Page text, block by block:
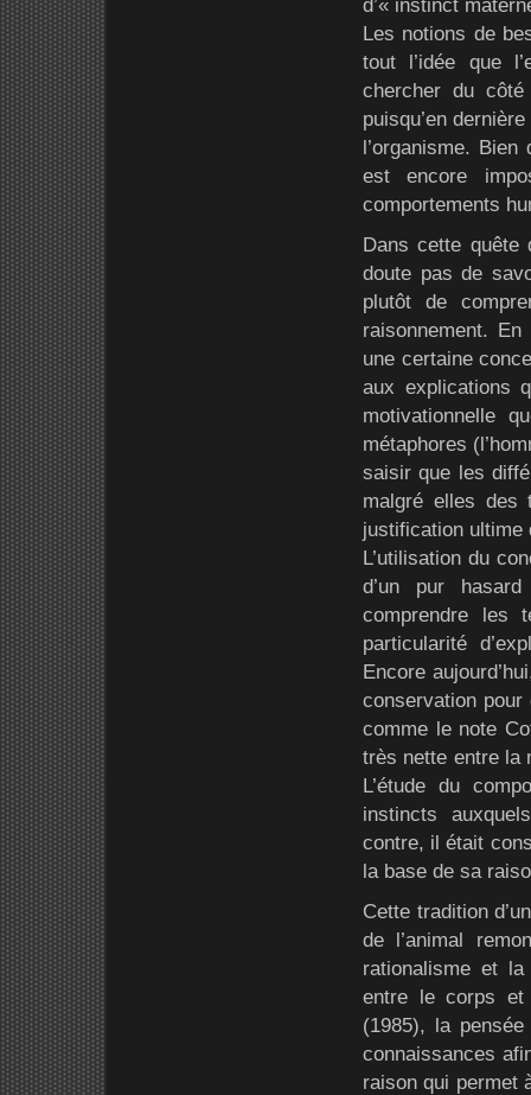
d’« instinct
Les notions de
tout l’idée que
chercher du
puisqu’en
l’organisme.
est encore
comportements
Dans cette quête
doute pas de
plutôt de
raisonnement.
une certaine
aux explications
motivationnelle
métaphores
saisir que les
malgré elles des
justification ultime
L’utilisation du
d’un pur
comprendre les
particularité
Encore
conservation
comme le note
très nette entre la
L’étude du
instincts
contre, il était
la base de sa
Cette tradition
de l’animal
rationalisme et
entre le corps et
(1985), la
connaissances
raison qui permet